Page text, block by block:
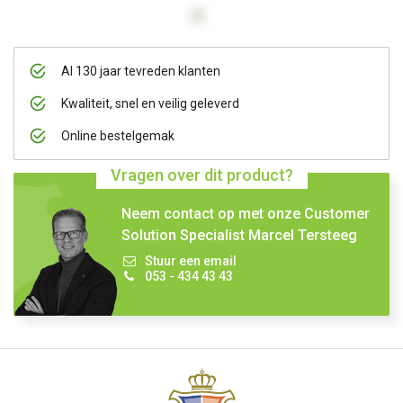
Al 130 jaar tevreden klanten
Kwaliteit, snel en veilig geleverd
Online bestelgemak
Vragen over dit product?
Neem contact op met onze Customer
Solution Specialist Marcel Tersteeg
Stuur een email
053 - 434 43 43